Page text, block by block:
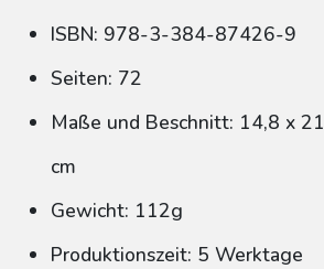
ISBN: 978-3-384-87426-9
Seiten: 72
Maße und Beschnitt: 14,8 x 21
cm
Gewicht: 112g
Produktionszeit: 5 Werktage